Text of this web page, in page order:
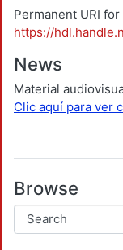
Permanent URI
https://
News
Material
Clic aquí para ver
Browse